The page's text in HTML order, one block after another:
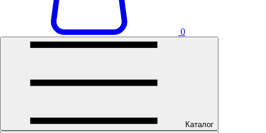
0
Каталог